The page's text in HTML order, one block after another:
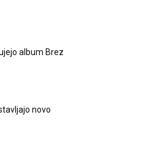
album Brez
novo